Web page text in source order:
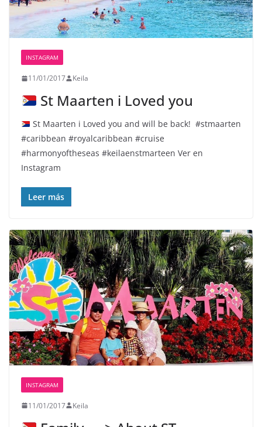
INSTAGRAM
11/01/2017 Keila
St Maarten i Loved you
St Maarten i Loved you and will be back! #stmaarten
#caribbean #royalcaribbean #cruise
#harmonyoftheseas #keilaenstmarteen Ver en
Instagram
Leer más
INSTAGRAM
11/01/2017 Keila